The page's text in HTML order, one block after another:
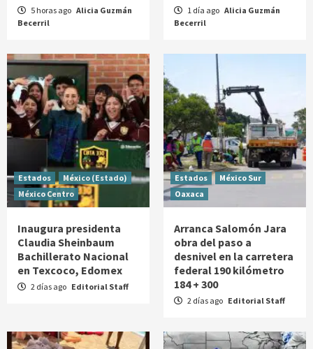
5 horas ago Alicia Guzmán
Becerril
1 día ago Alicia Guzmán
Becerril
Estados
México (Estado)
México Centro
Inaugura presidenta
Claudia Sheinbaum
Bachillerato Nacional
en Texcoco, Edomex
2 días ago Editorial Staff
Estados
México Sur
Oaxaca
Arranca Salomón Jara
obra del paso a
desnivel en la carretera
federal 190 kilómetro
184 + 300
2 días ago Editorial Staff